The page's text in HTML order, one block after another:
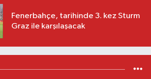
Fenerbahçe, tarihinde 3. kez Sturm
Graz ile karşılaşacak